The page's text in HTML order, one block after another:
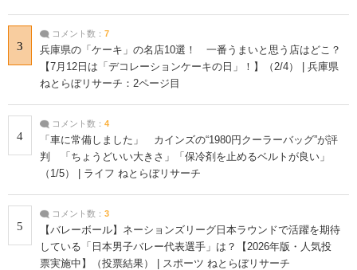
3
コメント数： 7
兵庫県の「ケーキ」の名店10選！ 一番うまいと思う店はどこ？
【7月12日は「デコレーションケーキの日」！】（2/4） | 兵庫県
ねとらぼリサーチ：2ページ目
4
コメント数： 4
「車に常備しました」 カインズの“1980円クーラーバッグ”が評
判 「ちょうどいい大きさ」「保冷剤を止めるベルトが良い」
（1/5） | ライフ ねとらぼリサーチ
5
コメント数： 3
【バレーボール】ネーションズリーグ日本ラウンドで活躍を期待
している「日本男子バレー代表選手」は？【2026年版・人気投
票実施中】（投票結果） | スポーツ ねとらぼリサーチ